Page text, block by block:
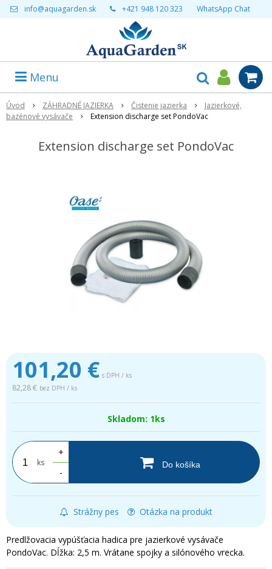
info@aquagarden.sk +421 948 120 323 WhatsApp Chat
Menu
Úvod ZÁHRADNÉ JAZIERKA Čistenie jazierka
Jazierkové,
bazénové vysávače
Extension discharge set PondoVac
Extension discharge set PondoVac
101,20 € s DPH / ks
82,28 € bez DPH / ks
Skladom: 1ks
ks
+
-
Do košíka
Strážny pes Otázka na produkt
Predlžovacia vypúšťacia hadica pre jazierkové vysávače
PondoVac. Dĺžka: 2,5 m. Vrátane spojky a silónového vrecka.